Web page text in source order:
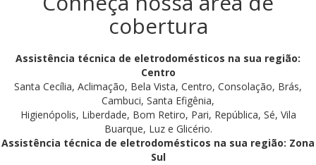
cobertura
Assistência técnica de eletrodomésticos na sua região:
Centro
Santa Cecília, Aclimação, Bela Vista, Centro, Consolação, Brás,
Cambuci, Santa Efigênia,
Higienópolis, Liberdade, Bom Retiro, Pari, República, Sé, Vila
Buarque, Luz e Glicério.
Assistência técnica de eletrodomésticos na sua região: Zona
Sul